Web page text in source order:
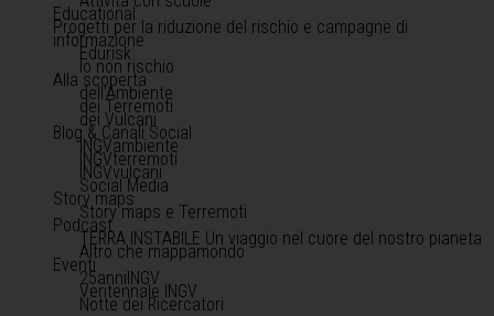
Educational
Progetti per la riduzione del rischio e campagne di
informazione
Edurisk
Io non rischio
Alla scoperta
dell'Ambiente
dei Terremoti
dei Vulcani
Blog & Canali Social
INGVambiente
INGVterremoti
INGVvulcani
Social Media
Story maps
Story maps e Terremoti
Podcast
TERRA INSTABILE Un viaggio nel cuore del nostro pianeta
Altro che mappamondo
Eventi
25anniINGV
Ventennale INGV
Notte dei Ricercatori